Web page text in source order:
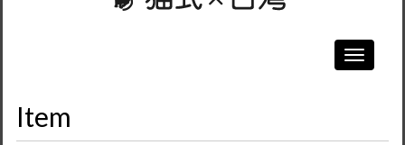
Toggle
Item